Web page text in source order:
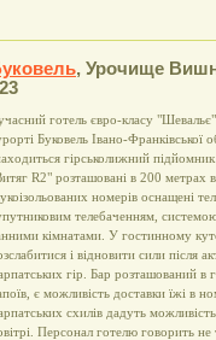
, Урочище
готель євро-класу
Буковель Івано-Франківської
гірськолижний
R2" розташовані в 200 метрах
номерів оснащені
телебаченням,
кімнатами. У гостинному
і відновити сили після
гір. Бар розташований в
є можливість доставки їжі в
схилів дадуть
Персонал готелю говорить не